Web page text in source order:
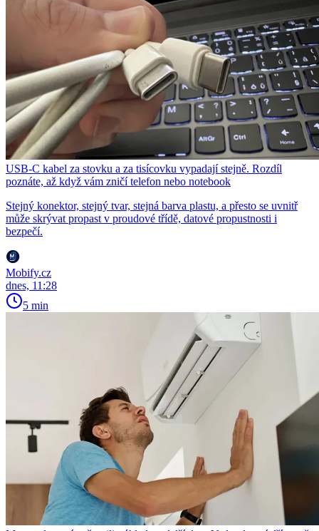
USB-C kabel za stovku a za tisícovku vypadají stejně. Rozdíl
poznáte, až když vám zničí telefon nebo notebook
Stejný konektor, stejný tvar, stejná barva plastu, a přesto se uvnitř
může skrývat propast v proudové třídě, datové propustnosti i
bezpečí.
Mobify.cz
dnes, 11:28
5 min